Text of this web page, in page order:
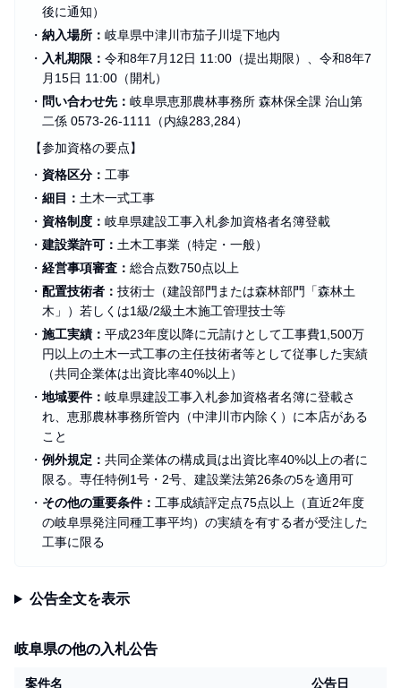
後に通知）
・ 納入場所： 岐阜県中津川市茄子川堤下地内
・ 入札期限： 令和8年7月12日 11:00（提出期限）、令和8年7
月15日 11:00（開札）
・ 問い合わせ先： 岐阜県恵那農林事務所 森林保全課 治山第
二係 0573-26-1111（内線283,284）
【参加資格の要点】
・ 資格区分： 工事
・ 細目： 土木一式工事
・ 資格制度： 岐阜県建設工事入札参加資格者名簿登載
・ 建設業許可： 土木工事業（特定・一般）
・ 経営事項審査： 総合点数750点以上
・ 配置技術者： 技術士（建設部門または森林部門「森林土
木」）若しくは1級/2級土木施工管理技士等
・ 施工実績： 平成23年度以降に元請けとして工事費1,500万
円以上の土木一式工事の主任技術者等として従事した実績
（共同企業体は出資比率40%以上）
・ 地域要件： 岐阜県建設工事入札参加資格者名簿に登載さ
れ、恵那農林事務所管内（中津川市内除く）に本店がある
こと
・ 例外規定： 共同企業体の構成員は出資比率40%以上の者に
限る。専任特例1号・2号、建設業法第26条の5を適用可
・ その他の重要条件： 工事成績評定点75点以上（直近2年度
の岐阜県発注同種工事平均）の実績を有する者が受注した
工事に限る
公告全文を表示
岐阜県の他の入札公告
案件名 公告日